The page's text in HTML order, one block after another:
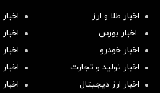
اخبار طلا و ارز
اخبار بورس
اخبار خودرو
اخبار تولید و تجارت
اخبار ارز دیجیتال